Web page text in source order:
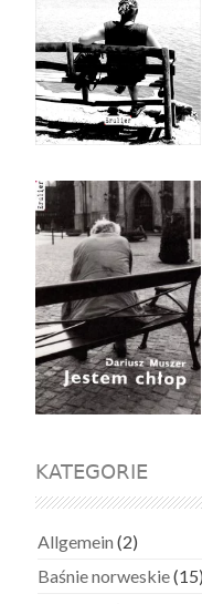
KATEGORIE
Allgemein (2)
Baśnie norweskie(15)